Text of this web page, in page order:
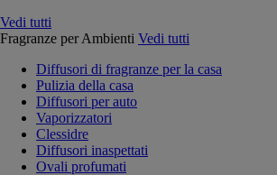
Vedi tutti
Fragranze per Ambienti Vedi tutti
Diffusori di fragranze per la casa
Pulizia della casa
Diffusori per auto
Vaporizzatori
Clessidre
Diffusori inaspettati
Ovali profumati